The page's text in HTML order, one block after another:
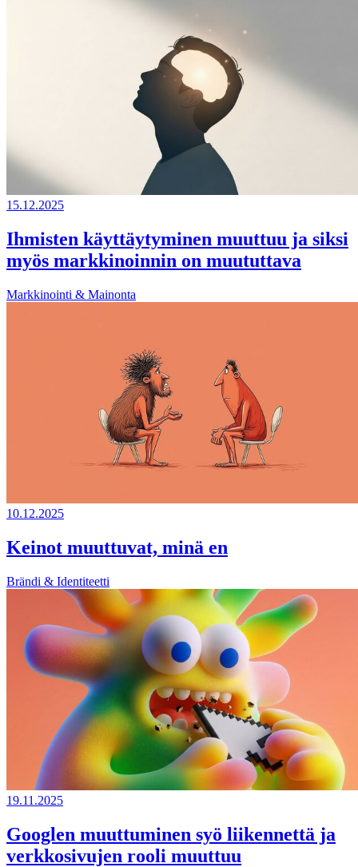
15.12.2025
Ihmisten käyttäytyminen muuttuu ja siksi
myös markkinoinnin on muututtava
Markkinointi & Mainonta
10.12.2025
Keinot muuttuvat, minä en
Brändi & Identiteetti
19.11.2025
Googlen muuttuminen syö liikennettä ja
verkkosivujen rooli muuttuu